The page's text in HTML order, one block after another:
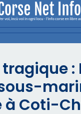
:
à Coti-